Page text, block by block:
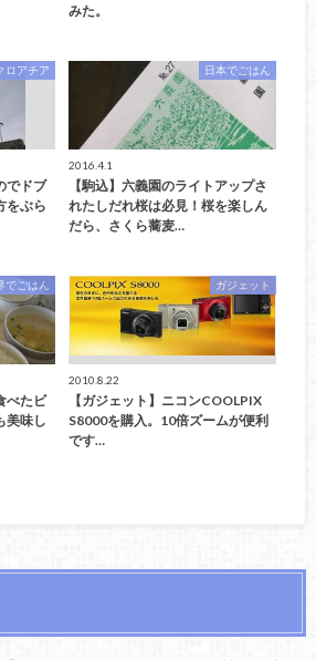
みた。
ロアチア
でドブ
をぶら
日本でごはん
2016.4.1
【駒込】六義園のライトアップさ
れたしだれ桜は必見！桜を楽しん
だら、さくら蕎麦…
でごはん
べたビ
美味し
ガジェット
2010.8.22
【ガジェット】ニコンCOOLPIX
S8000を購入。10倍ズームが便利
です…